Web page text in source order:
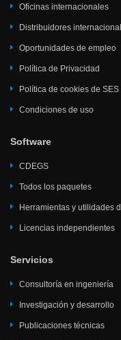
Oficinas internacionales
Distribuidores
Oportunidades de empleo
Política de Privacidad
Política de cookies de SES
Condiciones de uso
Software
CDEGS
Todos los paquetes
Herramientas y utilidades
Licencias independientes
Servicios
Consultoría en ingeniería
Investigación y desarrollo
Publicaciones técnicas